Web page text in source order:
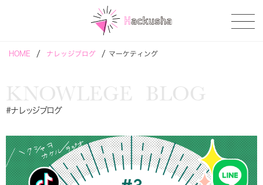
HOME / ナレッジブログ / マーケティング
KNOWLEGE BLOG
#ナレッジブログ